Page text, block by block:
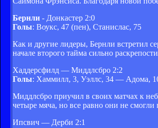
Бернли - Донкастер 2:0
Голы: Воукс, 47 (пен), Станислас, 75
Как и другие лидеры, Бернли встретил
начале второго тайма сильно
Хаддерсфилд — Миддлсбро 2:2
Голы: Хаммилл, 3, Уэллс, 34 — Адома,
Миддлсбро приучил в своих матчах к
четыре мяча, но все равно они не
Ипсвич — Дерби 2:1